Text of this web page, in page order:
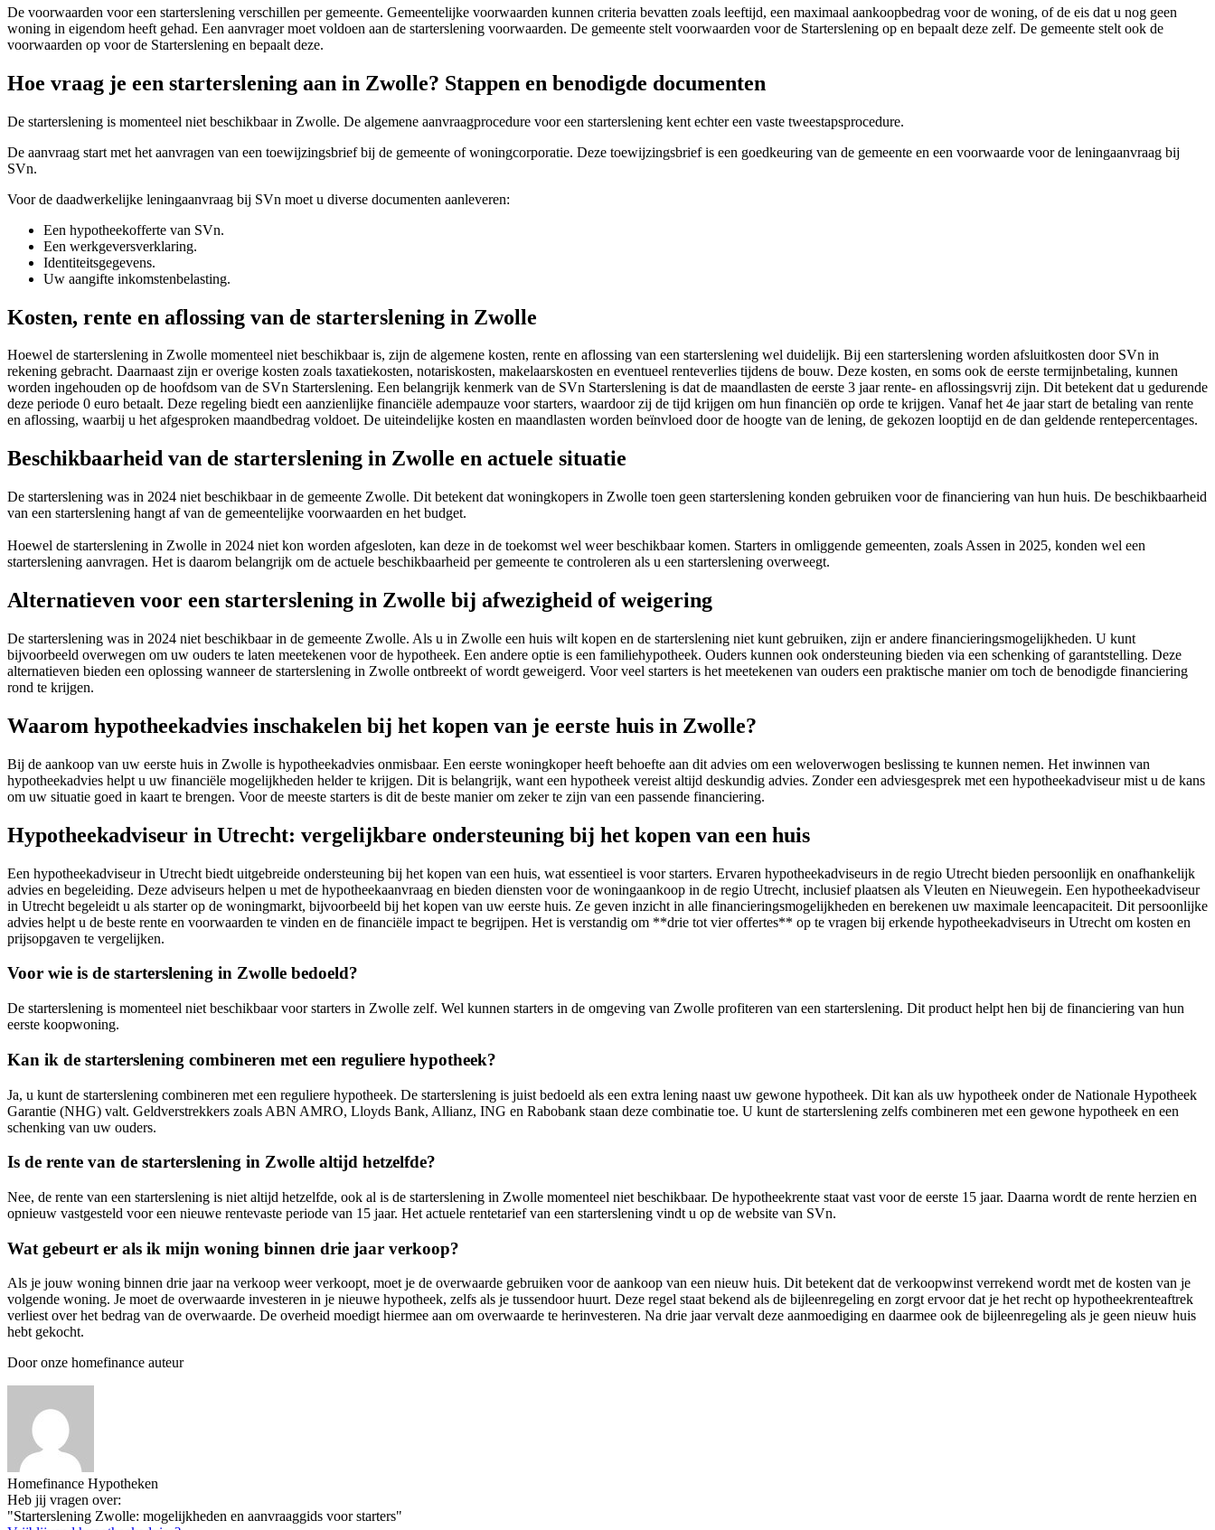
De voorwaarden voor een starterslening verschillen per gemeente. Gemeentelijke voorwaarden kunnen criteria bevatten zoals leeftijd, een maximaal aankoopbedrag voor de woning, of de eis dat u nog geen
woning in eigendom heeft gehad. Een aanvrager moet voldoen aan de starterslening voorwaarden. De gemeente stelt voorwaarden voor de Starterslening op en bepaalt deze zelf. De gemeente stelt ook de
voorwaarden op voor de Starterslening en bepaalt deze.
Hoe vraag je een starterslening aan in Zwolle? Stappen en benodigde documenten
De starterslening is momenteel niet beschikbaar in Zwolle. De algemene aanvraagprocedure voor een starterslening kent echter een vaste tweestapsprocedure.
De aanvraag start met het aanvragen van een toewijzingsbrief bij de gemeente of woningcorporatie. Deze toewijzingsbrief is een goedkeuring van de gemeente en een voorwaarde voor de leningaanvraag bij
SVn.
Voor de daadwerkelijke leningaanvraag bij SVn moet u diverse documenten aanleveren:
Een hypotheekofferte van SVn.
Een werkgeversverklaring.
Identiteitsgegevens.
Uw aangifte inkomstenbelasting.
Kosten, rente en aflossing van de starterslening in Zwolle
Hoewel de starterslening in Zwolle momenteel niet beschikbaar is, zijn de algemene kosten, rente en aflossing van een starterslening wel duidelijk. Bij een starterslening worden afsluitkosten door SVn in
rekening gebracht. Daarnaast zijn er overige kosten zoals taxatiekosten, notariskosten, makelaarskosten en eventueel renteverlies tijdens de bouw. Deze kosten, en soms ook de eerste termijnbetaling, kunnen
worden ingehouden op de hoofdsom van de SVn Starterslening. Een belangrijk kenmerk van de SVn Starterslening is dat de maandlasten de eerste 3 jaar rente- en aflossingsvrij zijn. Dit betekent dat u gedurende
deze periode 0 euro betaalt. Deze regeling biedt een aanzienlijke financiële adempauze voor starters, waardoor zij de tijd krijgen om hun financiën op orde te krijgen. Vanaf het 4e jaar start de betaling van rente
en aflossing, waarbij u het afgesproken maandbedrag voldoet. De uiteindelijke kosten en maandlasten worden beïnvloed door de hoogte van de lening, de gekozen looptijd en de dan geldende rentepercentages.
Beschikbaarheid van de starterslening in Zwolle en actuele situatie
De starterslening was in 2024 niet beschikbaar in de gemeente Zwolle. Dit betekent dat woningkopers in Zwolle toen geen starterslening konden gebruiken voor de financiering van hun huis. De beschikbaarheid
van een starterslening hangt af van de gemeentelijke voorwaarden en het budget.
Hoewel de starterslening in Zwolle in 2024 niet kon worden afgesloten, kan deze in de toekomst wel weer beschikbaar komen. Starters in omliggende gemeenten, zoals Assen in 2025, konden wel een
starterslening aanvragen. Het is daarom belangrijk om de actuele beschikbaarheid per gemeente te controleren als u een starterslening overweegt.
Alternatieven voor een starterslening in Zwolle bij afwezigheid of weigering
De starterslening was in 2024 niet beschikbaar in de gemeente Zwolle. Als u in Zwolle een huis wilt kopen en de starterslening niet kunt gebruiken, zijn er andere financieringsmogelijkheden. U kunt
bijvoorbeeld overwegen om uw ouders te laten meetekenen voor de hypotheek. Een andere optie is een familiehypotheek. Ouders kunnen ook ondersteuning bieden via een schenking of garantstelling. Deze
alternatieven bieden een oplossing wanneer de starterslening in Zwolle ontbreekt of wordt geweigerd. Voor veel starters is het meetekenen van ouders een praktische manier om toch de benodigde financiering
rond te krijgen.
Waarom hypotheekadvies inschakelen bij het kopen van je eerste huis in Zwolle?
Bij de aankoop van uw eerste huis in Zwolle is hypotheekadvies onmisbaar. Een eerste woningkoper heeft behoefte aan dit advies om een weloverwogen beslissing te kunnen nemen. Het inwinnen van
hypotheekadvies helpt u uw financiële mogelijkheden helder te krijgen. Dit is belangrijk, want een hypotheek vereist altijd deskundig advies. Zonder een adviesgesprek met een hypotheekadviseur mist u de kans
om uw situatie goed in kaart te brengen. Voor de meeste starters is dit de beste manier om zeker te zijn van een passende financiering.
Hypotheekadviseur in Utrecht: vergelijkbare ondersteuning bij het kopen van een huis
Een hypotheekadviseur in Utrecht biedt uitgebreide ondersteuning bij het kopen van een huis, wat essentieel is voor starters. Ervaren hypotheekadviseurs in de regio Utrecht bieden persoonlijk en onafhankelijk
advies en begeleiding. Deze adviseurs helpen u met de hypotheekaanvraag en bieden diensten voor de woningaankoop in de regio Utrecht, inclusief plaatsen als Vleuten en Nieuwegein. Een hypotheekadviseur
in Utrecht begeleidt u als starter op de woningmarkt, bijvoorbeeld bij het kopen van uw eerste huis. Ze geven inzicht in alle financieringsmogelijkheden en berekenen uw maximale leencapaciteit. Dit persoonlijke
advies helpt u de beste rente en voorwaarden te vinden en de financiële impact te begrijpen. Het is verstandig om **drie tot vier offertes** op te vragen bij erkende hypotheekadviseurs in Utrecht om kosten en
prijsopgaven te vergelijken.
Voor wie is de starterslening in Zwolle bedoeld?
De starterslening is momenteel niet beschikbaar voor starters in Zwolle zelf. Wel kunnen starters in de omgeving van Zwolle profiteren van een starterslening. Dit product helpt hen bij de financiering van hun
eerste koopwoning.
Kan ik de starterslening combineren met een reguliere hypotheek?
Ja, u kunt de starterslening combineren met een reguliere hypotheek. De starterslening is juist bedoeld als een extra lening naast uw gewone hypotheek. Dit kan als uw hypotheek onder de Nationale Hypotheek
Garantie (NHG) valt. Geldverstrekkers zoals ABN AMRO, Lloyds Bank, Allianz, ING en Rabobank staan deze combinatie toe. U kunt de starterslening zelfs combineren met een gewone hypotheek en een
schenking van uw ouders.
Is de rente van de starterslening in Zwolle altijd hetzelfde?
Nee, de rente van een starterslening is niet altijd hetzelfde, ook al is de starterslening in Zwolle momenteel niet beschikbaar. De hypotheekrente staat vast voor de eerste 15 jaar. Daarna wordt de rente herzien en
opnieuw vastgesteld voor een nieuwe rentevaste periode van 15 jaar. Het actuele rentetarief van een starterslening vindt u op de website van SVn.
Wat gebeurt er als ik mijn woning binnen drie jaar verkoop?
Als je jouw woning binnen drie jaar na verkoop weer verkoopt, moet je de overwaarde gebruiken voor de aankoop van een nieuw huis. Dit betekent dat de verkoopwinst verrekend wordt met de kosten van je
volgende woning. Je moet de overwaarde investeren in je nieuwe hypotheek, zelfs als je tussendoor huurt. Deze regel staat bekend als de bijleenregeling en zorgt ervoor dat je het recht op hypotheekrenteaftrek
verliest over het bedrag van de overwaarde. De overheid moedigt hiermee aan om overwaarde te herinvesteren. Na drie jaar vervalt deze aanmoediging en daarmee ook de bijleenregeling als je geen nieuw huis
hebt gekocht.
Door onze homefinance auteur
Homefinance Hypotheken
Heb jij vragen over:
"Starterslening Zwolle: mogelijkheden en aanvraaggids voor starters"